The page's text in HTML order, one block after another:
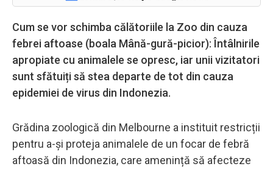
Cum se vor schimba călătoriile la Zoo din cauza
febrei aftoase (boala Mână-gură-picior): Întâlnirile
apropiate cu animalele se opresc, iar unii vizitatori
sunt sfătuiți să stea departe de tot din cauza
epidemiei de virus din Indonezia.
Grădina zoologică din Melbourne a instituit restricții
pentru a-și proteja animalele de un focar de febră
aftoasă din Indonezia, care amenință să afecteze